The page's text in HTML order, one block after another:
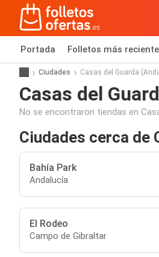
Portada Folletos más
Ciudades Casas del Guarda
Casas del
No se encontraron tiendas en
Ciudades cerca de
Bahía Park
Andalucía
El Rodeo
Campo de Gibraltar